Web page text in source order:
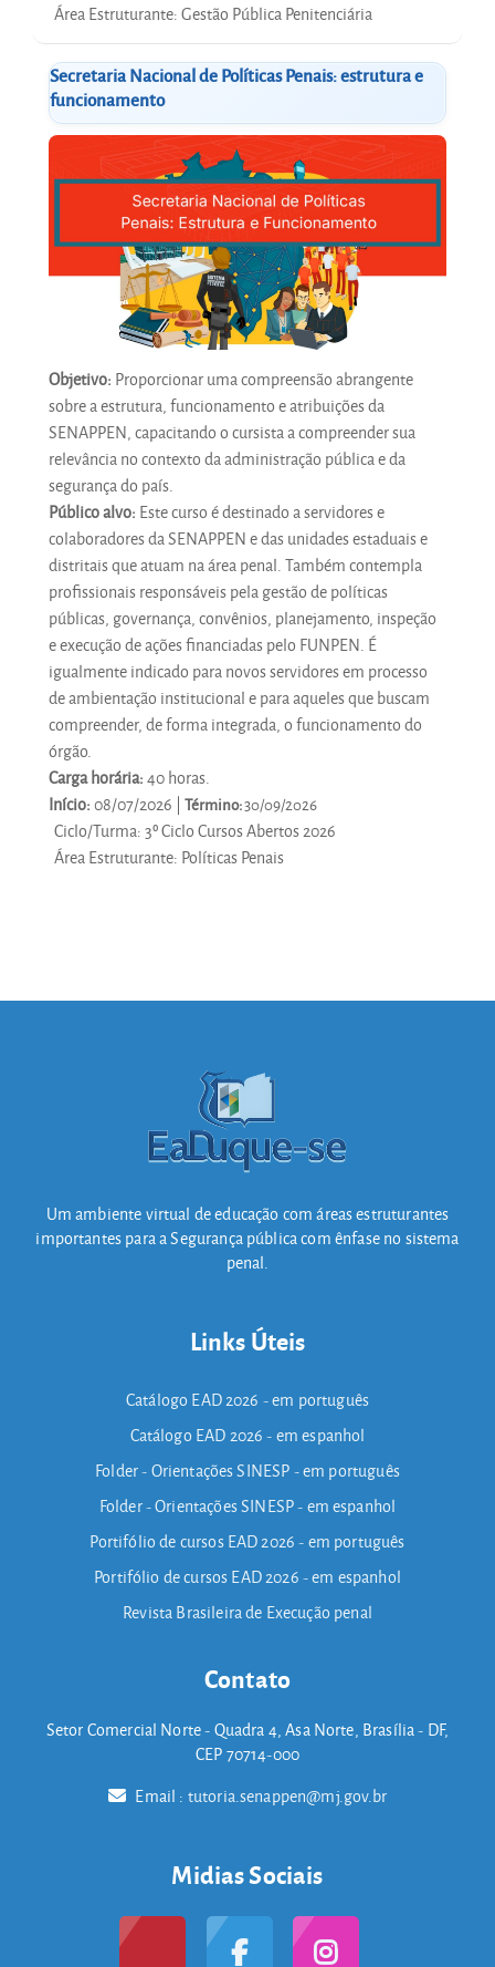
Área Estruturante:Gestão Pública Penitenciária
Secretaria Nacional de Políticas Penais: estrutura e
funcionamento
Objetivo: Proporcionar uma compreensão abrangente
sobre a estrutura, funcionamento e atribuições da
SENAPPEN, capacitando o cursista a compreender sua
relevância no contexto da administração pública e da
segurança do país.
Público alvo: Este curso é destinado a servidores e
colaboradores da SENAPPEN e das unidades estaduais e
distritais que atuam na área penal. Também contempla
profissionais responsáveis pela gestão de políticas
públicas, governança, convênios, planejamento, inspeção
e execução de ações financiadas pelo FUNPEN. É
igualmente indicado para novos servidores em processo
de ambientação institucional e para aqueles que buscam
compreender, de forma integrada, o funcionamento do
órgão.
Carga horária:40 horas.
Início:08/07/2026 | Término:30/09/2026
Ciclo/Turma:3º Ciclo Cursos Abertos 2026
Área Estruturante: Políticas Penais
Um ambiente virtual de educação com áreas estruturantes
importantes para a Segurança pública com ênfase no sistema
penal.
Links Úteis
Catálogo EAD 2026 - em português
Catálogo EAD 2026 - em espanhol
Folder - Orientações SINESP - em português
Folder - Orientações SINESP - em espanhol
Portifólio de cursos EAD 2026 - em português
Portifólio de cursos EAD 2026 - em espanhol
Revista Brasileira de Execução penal
Contato
Setor Comercial Norte - Quadra 4, Asa Norte, Brasília - DF,
CEP 70714-000
Email : tutoria.senappen@mj.gov.br
Midias Sociais